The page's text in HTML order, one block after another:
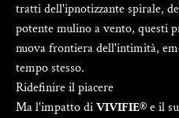
tratti dell'ipnotizzante spirale,
potente mulino a vento, questi
nuova frontiera dell'intimità,
tempo stesso.
Ridefinire il piacere
Ma l'impatto diVIVIFIE®e il